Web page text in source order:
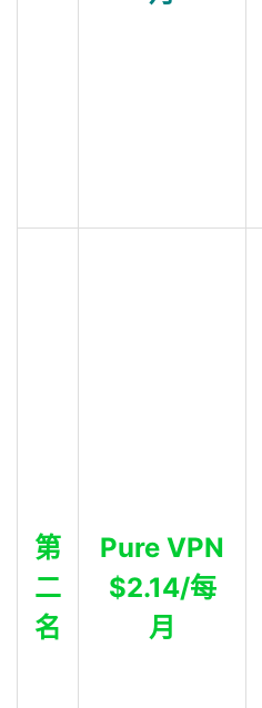
第
二
名
Pure VPN
$2.14/每
月